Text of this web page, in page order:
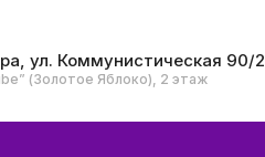
ул. Коммунистическая 90/2
(Золотое Яблоко), 2 этаж